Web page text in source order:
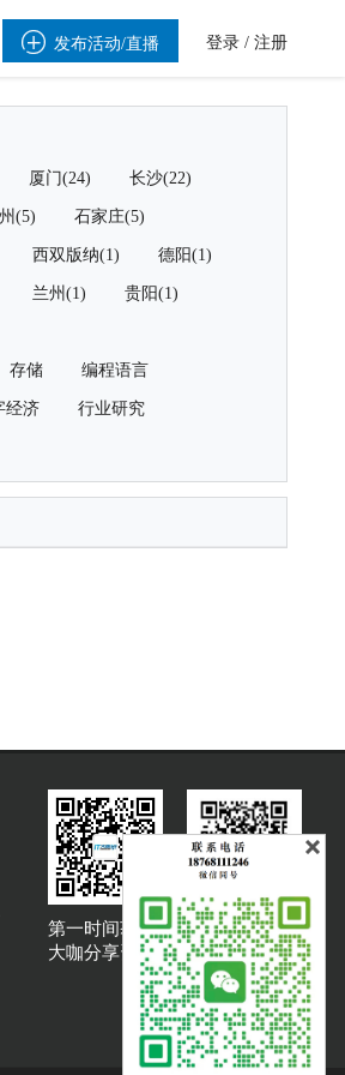
 发布活动/直播 登录 / 注册
厦门(24) 长沙(22)
(5) 石家庄(5)
西双版纳(1) 德阳(1)
兰州(1) 贵阳(1)
存储 编程语言
经济 行业研究
第一时间获取
大咖分享资讯
大咖说吐槽客服